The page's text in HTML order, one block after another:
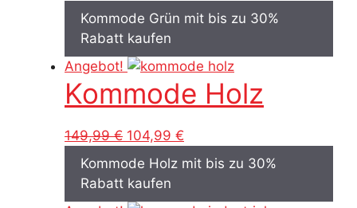
Preis
war:
149,99 €
Preis
Kommode Grün mit bis zu 30%
Rabatt kaufen
Angebot!
Kommode Holz
149,99€ Ursprünglicher
Preis
war:
149,99 €
104,99 €
Preis
Kommode Holz mit bis zu 30%
Rabatt kaufen